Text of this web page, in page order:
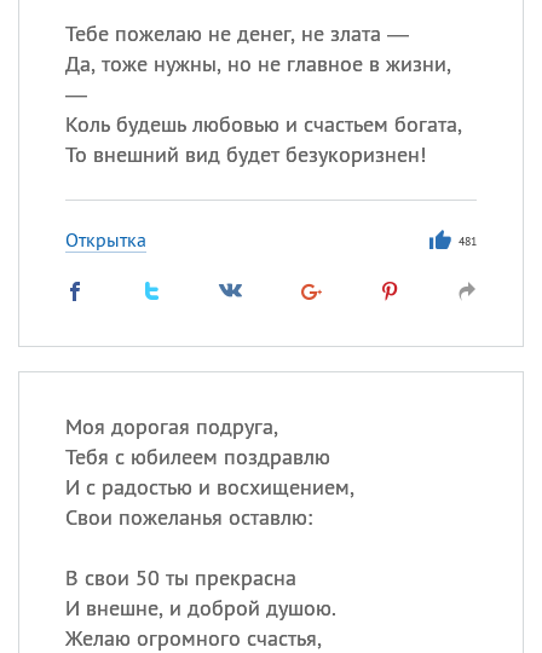
Тебе пожелаю не денег, не злата —
Да, тоже нужны, но не главное в жизни,
—
Коль будешь любовью и счастьем богата,
То внешний вид будет безукоризнен!
Открытка 481
Моя дорогая подруга,
Тебя с юбилеем поздравлю
И с радостью и восхищением,
Свои пожеланья оставлю:
В свои 50 ты прекрасна
И внешне, и доброй душою.
Желаю огромного счастья,
происхождение